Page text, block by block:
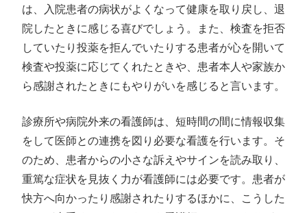
は、入院患者の病状がよくなって健康を取り戻し、退
院したときに感じる喜びでしょう。また、検査を拒否
していたり投薬を拒んでいたりする患者が心を開いて
検査や投薬に応じてくれたときや、患者本人や家族か
ら感謝されたときにもやりがいを感じると言います。
診療所や病院外来の看護師は、短時間の間に情報収集
をして医師との連携を図り必要な看護を行います。そ
のため、患者からの小さな訴えやサインを読み取り、
重篤な症状を見抜く力が看護師には必要です。患者が
快方へ向かったり感謝されたりするほかに、こうした